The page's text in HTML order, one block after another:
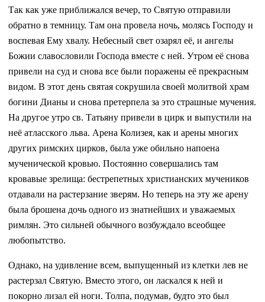
Так как уже приближался вечер, то Святую отправили
обратно в темницу. Там она провела ночь, молясь Господу и
воспевая Ему хвалу. Небесный свет озарял её, и ангелы
Божии славословили Господа вместе с ней. Утром её снова
привели на суд и снова все были поражены её прекрасным
видом. В этот день святая сокрушила своей молитвой храм
богини Дианы и снова претерпела за это страшные мучения.
На другое утро св. Татьяну привели в цирк и выпустили на
неё атласского льва. Арена Колизея, как и арены многих
других римских цирков, была уже обильно напоена
мученической кровью. Постоянно совершались там
кровавые зрелища: бестрепетных христианских мучеников
отдавали на растерзание зверям. Но теперь на эту же арену
была брошена дочь одного из знатнейших и уважаемых
римлян. Это сильней обычного возбуждало всеобщее
любопытство.
Однако, на удивление всем, выпущенный из клетки лев не
растерзал Святую. Вместо этого, он ласкался к ней и
покорно лизал ей ноги. Толпа, подумав, будто это был